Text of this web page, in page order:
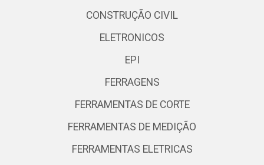
CONSTRUÇÃO CIVIL
ELETRONICOS
EPI
FERRAGENS
FERRAMENTAS DE CORTE
FERRAMENTAS DE MEDIÇÃO
FERRAMENTAS ELETRICAS